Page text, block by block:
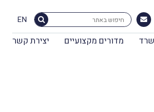
EN
מדורים מקצועיים יצירת קשר